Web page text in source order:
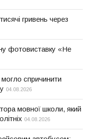
гривень через
фотовиставку «Не
спричинити
04.08.2026
мовної школи, який
04.08.2026